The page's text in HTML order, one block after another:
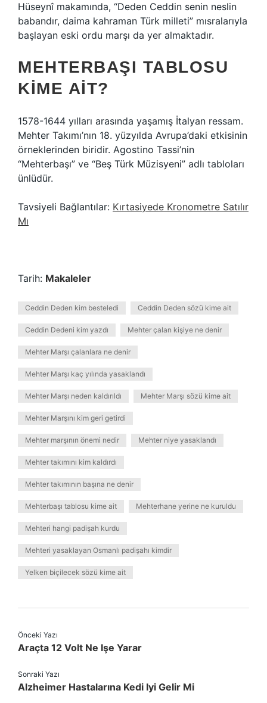
Hüseynî makamında, “Deden Ceddin senin neslin
babandır, daima kahraman Türk milleti” mısralarıyla
başlayan eski ordu marşı da yer almaktadır.
MEHTERBAŞI TABLOSU
KIME AIT?
1578-1644 yılları arasında yaşamış İtalyan ressam.
Mehter Takımı’nın 18. yüzyılda Avrupa’daki etkisinin
örneklerinden biridir. Agostino Tassi’nin
“Mehterbaşı” ve “Beş Türk Müzisyeni” adlı tabloları
ünlüdür.
Tavsiyeli Bağlantılar: Kırtasiyede Kronometre Satılır
Mı
Tarih: Makaleler
Ceddin Deden kim besteledi Ceddin Deden sözü kime ait
Ceddin Dedeni kim yazdı Mehter çalan kişiye ne denir
Mehter Marşı çalanlara ne denir
Mehter Marşı kaç yılında yasaklandı
Mehter Marşı neden kaldırıldı Mehter Marşı sözü kime ait
Mehter Marşını kim geri getirdi
Mehter marşının önemi nedir Mehter niye yasaklandı
Mehter takımını kim kaldırdı
Mehter takımının başına ne denir
Mehterbaşı tablosu kime ait Mehterhane yerine ne kuruldu
Mehteri hangi padişah kurdu
Mehteri yasaklayan Osmanlı padişahı kimdir
Yelken biçilecek sözü kime ait
Önceki Yazı
Araçta 12 Volt Ne Işe Yarar
Sonraki Yazı
Alzheimer Hastalarına Kedi Iyi Gelir Mi